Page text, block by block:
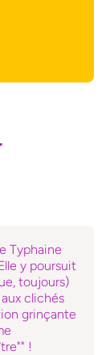
Typhaine
y poursuit
toujours)
clichés
grinçante
!